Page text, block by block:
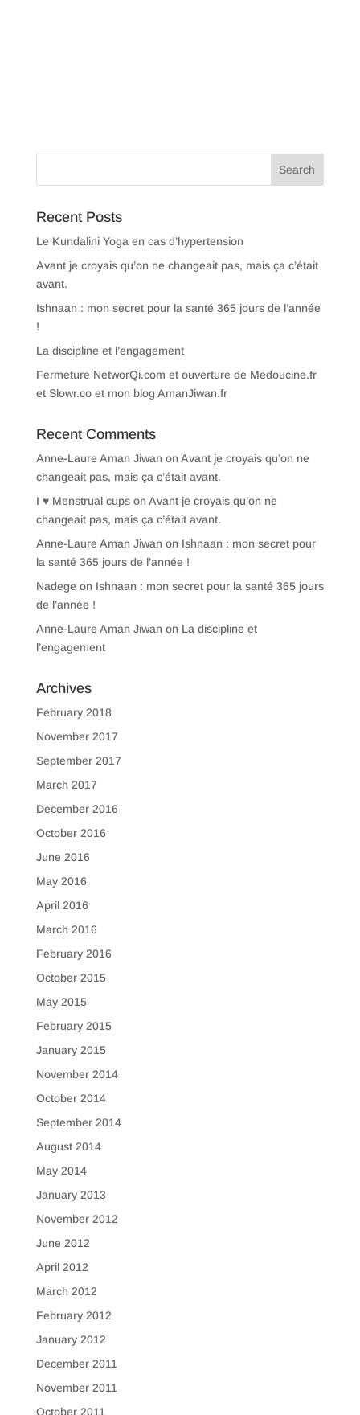
Recent Posts
Le Kundalini Yoga en cas d’hypertension
Avant je croyais qu’on ne changeait pas, mais ça c’était
avant.
Ishnaan : mon secret pour la santé 365 jours de l’année
!
La discipline et l’engagement
Fermeture NetworQi.com et ouverture de Medoucine.fr
et Slowr.co et mon blog AmanJiwan.fr
Recent Comments
Anne-Laure Aman Jiwan on Avant je croyais qu’on ne
changeait pas, mais ça c’était avant.
I ♥ Menstrual cupson Avant je croyais qu’on ne
changeait pas, mais ça c’était avant.
Anne-Laure Aman Jiwan on Ishnaan : mon secret pour
la santé 365 jours de l’année !
Nadege on Ishnaan : mon secret pour la santé 365 jours
de l’année !
Anne-Laure Aman Jiwan on La discipline et
l’engagement
Archives
February 2018
November 2017
September 2017
March 2017
December 2016
October 2016
June 2016
May 2016
April 2016
March 2016
February 2016
October 2015
May 2015
February 2015
January 2015
November 2014
October 2014
September 2014
August 2014
May 2014
January 2013
November 2012
June 2012
April 2012
March 2012
February 2012
January 2012
December 2011
November 2011
October 2011